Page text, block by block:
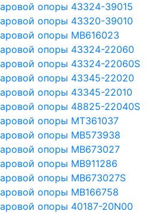
опоры 43324-39015
опоры 43320-39010
опоры MB616023
опоры 43324-22060
опоры 43324-22060S
опоры 43345-22020
опоры 43345-22010
опоры 48825-22040S
опоры MT361037
опоры MB573938
опоры MB673027
опоры MB911286
опоры MB673027S
опоры MB166758
опоры 40187-20N00